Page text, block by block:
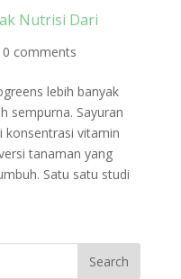
Nutrisi Dari
0 comments
lebih banyak
sempurna. Sayuran
konsentrasi vitamin
tanaman yang
Satu satu studi